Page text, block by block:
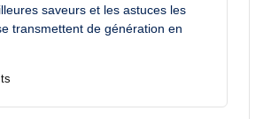
saveurs et les astuces les
transmettent de génération en